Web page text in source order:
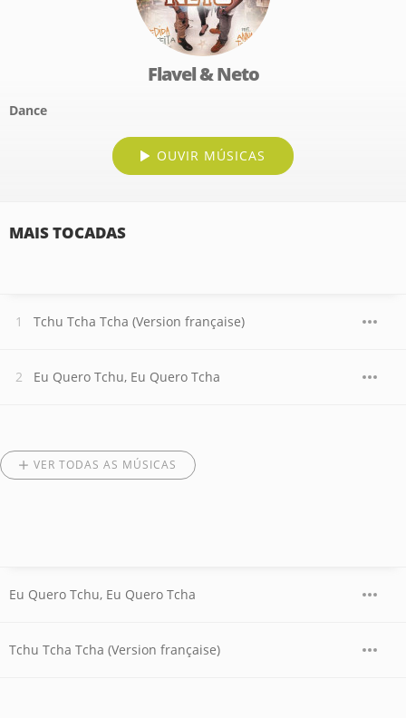
Flavel & Neto
Dance
OUVIR MÚSICAS
MAIS TOCADAS
Tchu Tcha Tcha (Version française)
Eu Quero Tchu, Eu Quero Tcha
VER TODAS AS MÚSICAS
Eu Quero Tchu, Eu Quero Tcha
Tchu Tcha Tcha (Version française)